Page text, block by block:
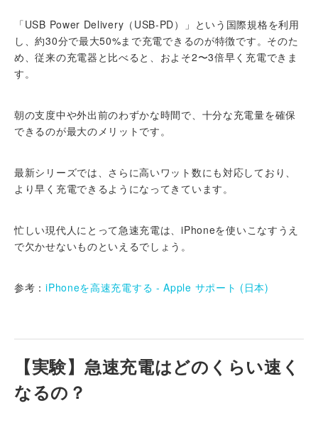
「USB Power Delivery（USB-PD）」という国際規格を利用
し、約30分で最大50%まで充電できるのが特徴です。そのた
め、従来の充電器と比べると、およそ2〜3倍早く充電できま
す。
朝の支度中や外出前のわずかな時間で、十分な充電量を確保
できるのが最大のメリットです。
最新シリーズでは、さらに高いワット数にも対応しており、
より早く充電できるようになってきています。
忙しい現代人にとって急速充電は、iPhoneを使いこなすうえ
で欠かせないものといえるでしょう。
参考：iPhoneを高速充電する - Apple サポート (日本)
【実験】急速充電はどのくらい速く
なるの？